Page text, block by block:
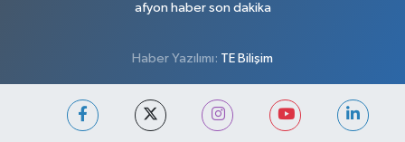
afyon haber son dakika
Haber Yazılımı: TE Bilişim